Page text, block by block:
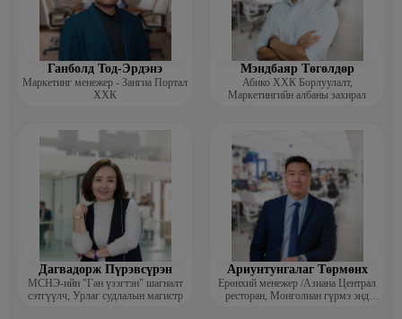
Ганболд Тод-Эрдэнэ
Маркетинг менежер - Зангиа Портал
ХХК
Мэндбаяр Төгөлдөр
Абико ХХК Борлуулалт,
Маркетингийн албаны захирал
Дагвадорж Пүрэвсүрэн
МСНЭ-ийн "Ган үзэгтэн" шагналт
сэтгүүлч, Урлаг судлалын магистр
Ариунтунгалаг Төрмөнх
Ерөнхий менежер /Азиана Централ
ресторан, Монголиан гүрмэ энд